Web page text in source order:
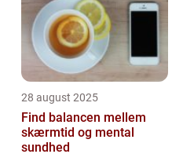
28 august 2025
Find balancen mellem
skærmtid og mental
sundhed